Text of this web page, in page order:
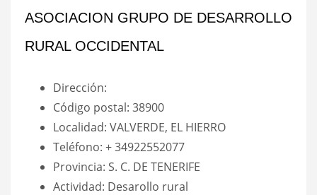
ASOCIACION GRUPO DE DESARROLLO
RURAL OCCIDENTAL
Dirección:
Código postal: 38900
Localidad: VALVERDE, EL HIERRO
Teléfono: + 34922552077
Provincia: S. C. DE TENERIFE
Actividad: Desarollo rural